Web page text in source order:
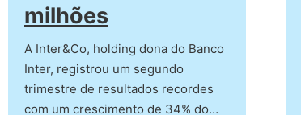
milhões
A Inter&Co, holding dona do Banco
Inter, registrou um segundo
trimestre de resultados recordes
com um crescimento de 34% do…